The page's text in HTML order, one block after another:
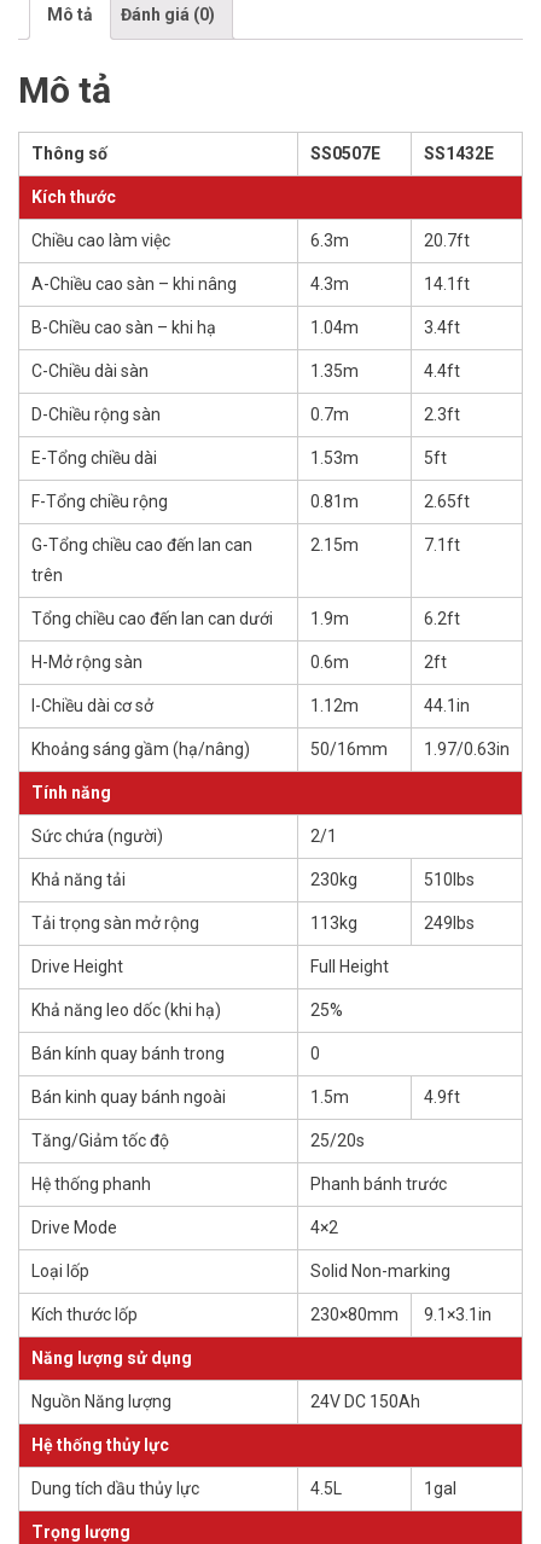
Mô tả Đánh giá (0)
Mô tả
Thông số SS0507E SS1432E
Kích thước
Chiều cao làm việc 6.3m 20.7ft
A-Chiều cao sàn – khi nâng 4.3m 14.1ft
B-Chiều cao sàn – khi hạ 1.04m 3.4ft
C-Chiều dài sàn 1.35m 4.4ft
D-Chiều rộng sàn 0.7m 2.3ft
E-Tổng chiều dài 1.53m 5ft
F-Tổng chiều rộng 0.81m 2.65ft
G-Tổng chiều cao đến lan can
trên
2.15m 7.1ft
Tổng chiều cao đến lan can dưới 1.9m 6.2ft
H-Mở rộng sàn 0.6m 2ft
I-Chiều dài cơ sở 1.12m 44.1in
Khoảng sáng gầm (hạ/nâng) 50/16mm 1.97/0.63in
Tính năng
Sức chứa (người) 2/1
Khả năng tải 230kg 510lbs
Tải trọng sàn mở rộng 113kg 249lbs
Drive Height Full Height
Khả năng leo dốc (khi hạ) 25%
Bán kính quay bánh trong 0
Bán kinh quay bánh ngoài 1.5m 4.9ft
Tăng/Giảm tốc độ 25/20s
Hệ thống phanh Phanh bánh trước
Drive Mode 4×2
Loại lốp Solid Non-marking
Kích thước lốp 230×80mm 9.1×3.1in
Năng lượng sử dụng
Nguồn Năng lượng 24V DC 150Ah
Hệ thống thủy lực
Dung tích dầu thủy lực 4.5L 1gal
Trọng lượng